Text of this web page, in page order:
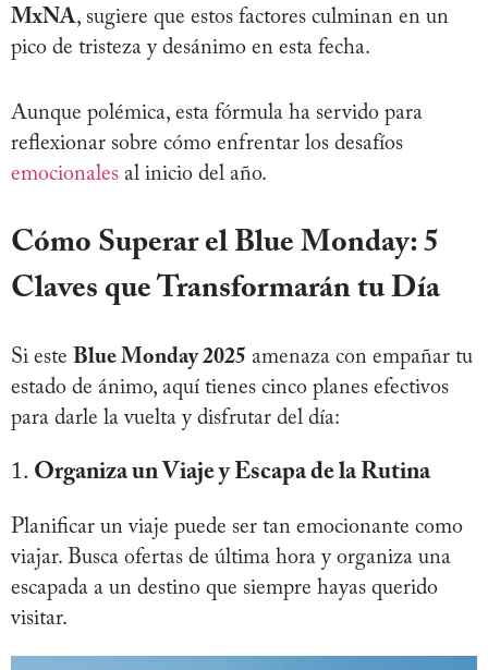
MxNA, sugiere que estos factores culminan en un
pico de tristeza y desánimo en esta fecha.
Aunque polémica, esta fórmula ha servido para
reflexionar sobre cómo enfrentar los desafíos
emocionales al inicio del año.
Cómo Superar el Blue Monday: 5
Claves que Transformarán tu Día
Si este Blue Monday 2025 amenaza con empañar tu
estado de ánimo, aquí tienes cinco planes efectivos
para darle la vuelta y disfrutar del día:
1. Organiza un Viaje y Escapa de la Rutina
Planificar un viaje puede ser tan emocionante como
viajar. Busca ofertas de última hora y organiza una
escapada a un destino que siempre hayas querido
visitar.